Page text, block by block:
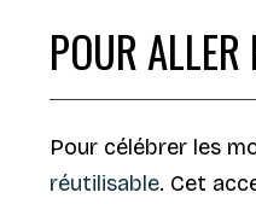
POUR
Pour célébrer les
réutilisable. Cet